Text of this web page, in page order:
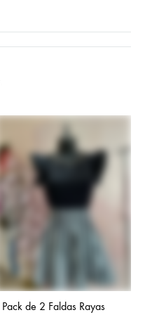
Pack de 2 Faldas Rayas